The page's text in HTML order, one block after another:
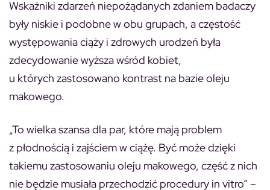
Wskaźniki zdarzeń niepożądanych zdaniem badaczy
były niskie i podobne w obu grupach, a częstość
występowania ciąży i zdrowych urodzeń była
zdecydowanie wyższa wśród kobiet,
u których zastosowano kontrast na bazie oleju
makowego.
„To wielka szansa dla par, które mają problem
z płodnością i zajściem w ciążę. Być może dzięki
takiemu zastosowaniu oleju makowego, część z nich
nie będzie musiała przechodzić procedury in vitro” –